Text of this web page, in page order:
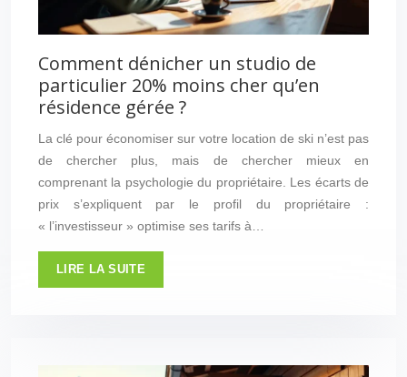
Comment dénicher un studio de
particulier 20% moins cher qu’en
résidence gérée ?
La clé pour économiser sur votre location de ski n’est pas
de chercher plus, mais de chercher mieux en
comprenant la psychologie du propriétaire. Les écarts de
prix s’expliquent par le profil du propriétaire :
« l’investisseur » optimise ses tarifs à…
LIRE LA SUITE